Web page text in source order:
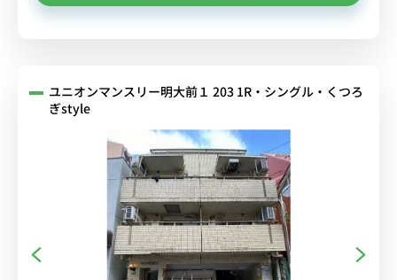
ユニオンマンスリー明大前１ 203 1R・シングル・くつろ
ぎstyle